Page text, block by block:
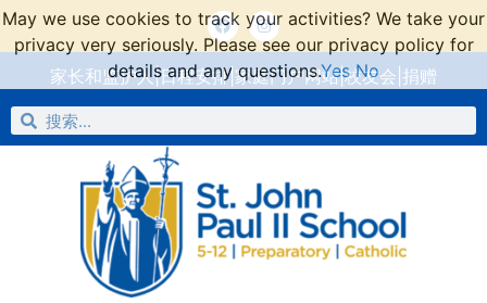
家长和监护人|日程安排| 家庭门户网站|校友会 捐赠
May we use cookies to track your activities? We take your
privacy very seriously. Please see our privacy policy for
details and any questions.Yes No